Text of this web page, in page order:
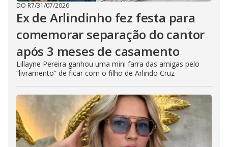
DO R7/31/07/2026
Ex de Arlindinho fez festa para
comemorar separação do cantor
após 3 meses de casamento
Lillayne Pereira ganhou uma mini farra das amigas pelo
“livramento” de ficar com o filho de Arlindo Cruz